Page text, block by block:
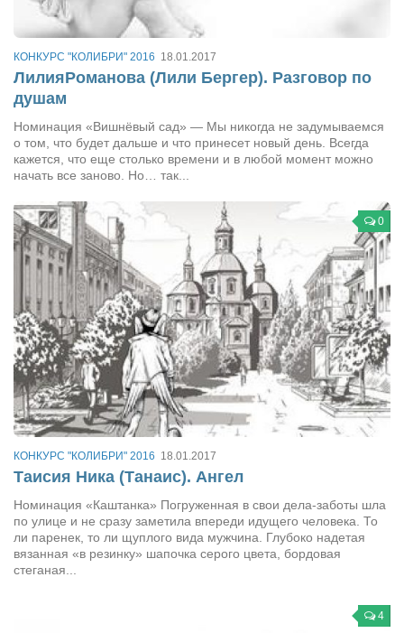
Активный отдых
Досье
Лариса Ильченко
Орест Коваль
Тамара Кубракова
Елена Мельник
Вера Паненко
Семён Салатенко
Сергей Шепилов
Актёры
Валентин Бурый
Артём Мяус
Александра Сокол
Барды
Владимир Айзенберг
Игорь Добровольский
Ольга Козаченко
КОНКУРС "КОЛИБРИ" 2016 18.01.2017
ЛилияРоманова (Лили Бергер). Разговор по
душам
Номинация «Вишнёвый сад» — Мы никогда не задумываемся
о том, что будет дальше и что принесет новый день. Всегда
кажется, что еще столько времени и в любой момент можно
начать все заново. Но… так...
0
КОНКУРС "КОЛИБРИ" 2016 18.01.2017
Таисия Ника (Танаис). Ангел
Номинация «Каштанка» Погруженная в свои дела-заботы шла
по улице и не сразу заметила впереди идущего человека. То
ли паренек, то ли щуплого вида мужчина. Глубоко надетая
вязанная «в резинку» шапочка серого цвета, бордовая
стеганая...
4